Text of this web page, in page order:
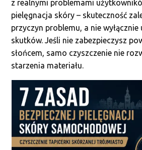
z realnymi problemami
pielęgnacja skóry – skuteczność
przyczyn problemu, a nie wyłącznie
skutków. Jeśli nie zabezpieczysz
słońcem, samo czyszczenie nie
starzenia materiału.